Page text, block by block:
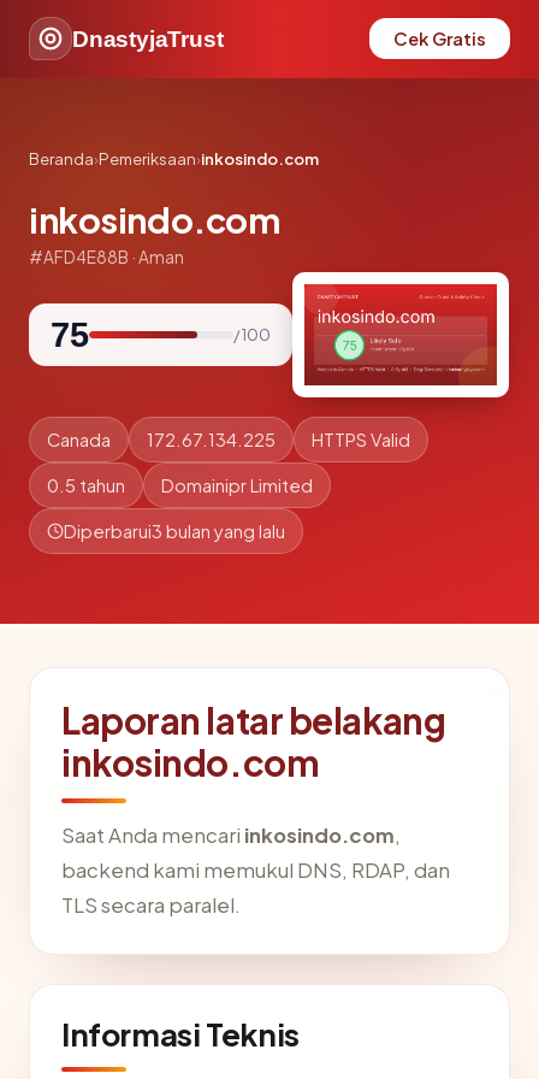
DnastyjaTrust Cek Gratis
Beranda›Pemeriksaan›inkosindo.com
inkosindo.com
#AFD4E88B · Aman
75 / 100
Canada 172.67.134.225 HTTPS Valid
0.5 tahun Domainipr Limited
Diperbarui3 bulan yang lalu
Laporan latar belakang
inkosindo.com
Saat Anda mencari inkosindo.com,
backend kami memukul DNS, RDAP, dan
TLS secara paralel.
Informasi Teknis